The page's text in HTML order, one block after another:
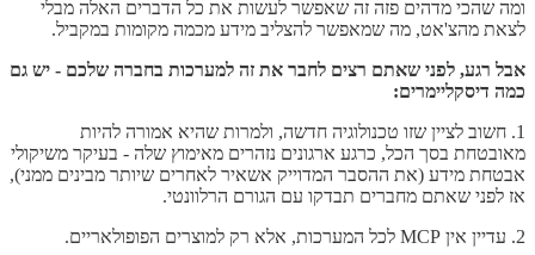
ומה שהכי מדהים פזה זה שאפשר לעשות את כל הדברים האלה מבלי
לצאת מהצ'אט, מה שמאפשר להצליב מידע מכמה מקומות במקביל.
אבל רגע, לפני שאתם רצים לחבר את זה למערכות בחברה שלכם - יש גם
כמה דיסקליימרים:
1. חשוב לציין שזו טכנולוגיה חדשה, ולמרות שהיא אמורה להיות
מאובטחת בסך הכל, כרגע ארגונים נזהרים מאימוץ שלה - בעיקר משיקולי
אבטחת מידע (את ההסבר המדוייק אשאיר לאחרים שיותר מבינים ממני),
אז לפני שאתם מחברים תבדקו עם הגורם הרלוונטי.
2. עדיין אין MCP לכל המערכות, אלא רק למוצרים הפופולאריים.